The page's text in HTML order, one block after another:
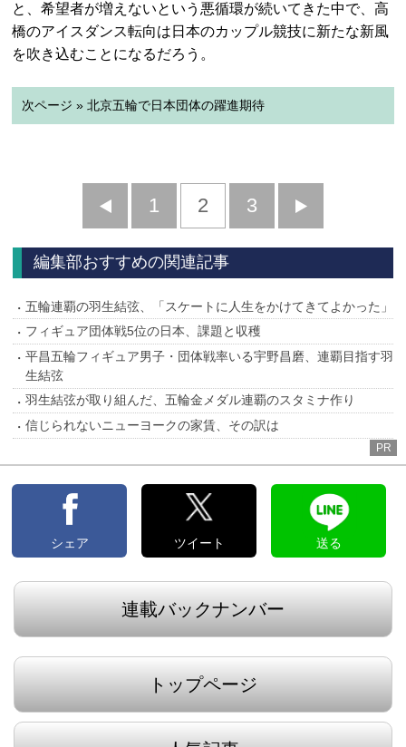
と、希望者が増えないという悪循環が続いてきた中で、高
橋のアイスダンス転向は日本のカップル競技に新たな新風
を吹き込むことになるだろう。
次ページ » 北京五輪で日本団体の躍進期待
前
へ
1 2 3
へ
編集部おすすめの関連記事
五輪連覇の羽生結弦、「スケートに人生をかけてきてよかった」
フィギュア団体戦5位の日本、課題と収穫
平昌五輪フィギュア男子・団体戦率いる宇野昌磨、連覇目指す羽
生結弦
羽生結弦が取り組んだ、五輪金メダル連覇のスタミナ作り
信じられないニューヨークの家賃、その訳は
PR
シェア ツイート 送る
連載バックナンバー
トップページ